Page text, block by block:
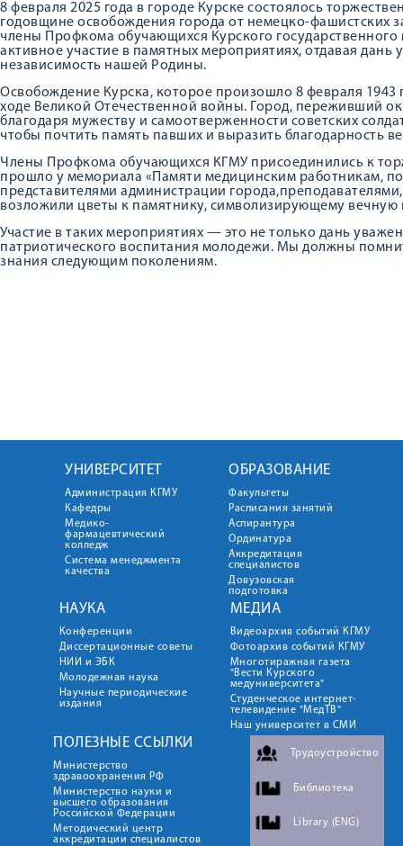
8 февраля 2025 года в городе Курске состоялось
годовщине освобождения города от немецко-фашистских
члены Профкома обучающихся Курского
активное участие в памятных мероприятиях, отдавая
независимость нашей Родины.
Освобождение Курска, которое произошло 8 февраля 1943
ходе Великой Отечественной войны. Город, переживший
благодаря мужеству и самоотверженности советских
чтобы почтить память павших и выразить благодарность
Члены Профкома обучающихся КГМУ присоединились к
прошло у мемориала «Памяти медицинским работникам,
представителями администрации
возложили цветы к памятнику, символизирующему вечную
Участие в таких мероприятиях — это не только дань
патриотического воспитания молодежи. Мы должны
знания следующим поколениям.
УНИВЕРСИТЕТ
Администрация КГМУ
Кафедры
Медико-
фармацевтический
колледж
Система менеджмента
качества
ОБРАЗОВАНИЕ
Факультеты
Расписания занятий
Аспирантура
Ординатура
Аккредитация
специалистов
Довузовская
подготовка
НАУКА
Конференции
Диссертационные советы
НИИ и ЭБК
Молодежная наука
Научные периодические
издания
МЕДИА
Видеоархив событий КГМУ
Фотоархив событий КГМУ
Многотиражная газета
"Вести Курского
медуниверситета"
Студенческое интернет-
телевидение "МедТВ"
Наш университет в СМИ
ПОЛЕЗНЫЕ ССЫЛКИ
Министерство
здравоохранения РФ
Министерство науки и
высшего образования
Российской Федерации
Методический центр
аккредитации специалистов
Трудоустройство
Библиотека
Library (ENG)